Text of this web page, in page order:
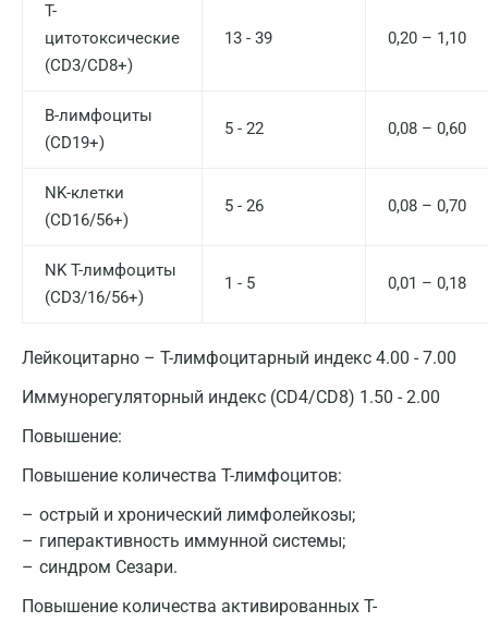
Т-
цитотоксические
(CD3/CD8+)
13 - 39 0,20 – 1,10
В-лимфоциты
(CD19+)
5 - 22 0,08 – 0,60
NK-клетки
(CD16/56+)
5 - 26 0,08 – 0,70
NK T-лимфоциты
(CD3/16/56+)
1 - 5 0,01 – 0,18
Лейкоцитарно – Т-лимфоцитарный индекс 4.00 - 7.00
Иммунорегуляторный индекс (CD4/CD8) 1.50 - 2.00
Повышение:
Повышение количества Т-лимфоцитов:
острый и хронический лимфолейкозы;
гиперактивность иммунной системы;
синдром Сезари.
Повышение количества активированных T-